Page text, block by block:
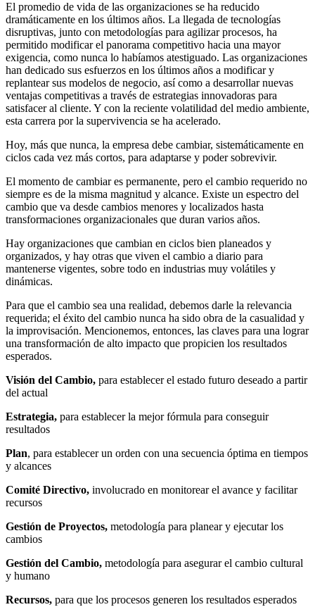
El promedio de vida de las organizaciones se ha reducido
dramáticamente en los últimos años. La llegada de tecnologías
disruptivas, junto con metodologías para agilizar procesos, ha
permitido modificar el panorama competitivo hacia una mayor
exigencia, como nunca lo habíamos atestiguado. Las organizaciones
han dedicado sus esfuerzos en los últimos años a modificar y
replantear sus modelos de negocio, así como a desarrollar nuevas
ventajas competitivas a través de estrategias innovadoras para
satisfacer al cliente. Y con la reciente volatilidad del medio ambiente,
esta carrera por la supervivencia se ha acelerado.
Hoy, más que nunca, la empresa debe cambiar, sistemáticamente en
ciclos cada vez más cortos, para adaptarse y poder sobrevivir.
El momento de cambiar es permanente, pero el cambio requerido no
siempre es de la misma magnitud y alcance. Existe un espectro del
cambio que va desde cambios menores y localizados hasta
transformaciones organizacionales que duran varios años.
Hay organizaciones que cambian en ciclos bien planeados y
organizados, y hay otras que viven el cambio a diario para
mantenerse vigentes, sobre todo en industrias muy volátiles y
dinámicas.
Para que el cambio sea una realidad, debemos darle la relevancia
requerida; el éxito del cambio nunca ha sido obra de la casualidad y
la improvisación. Mencionemos, entonces, las claves para una lograr
una transformación de alto impacto que propicien los resultados
esperados.
Visión del Cambio, para establecer el estado futuro deseado a partir
del actual
Estrategia, para establecer la mejor fórmula para conseguir
resultados
Plan, para establecer un orden con una secuencia óptima en tiempos
y alcances
Comité Directivo, involucrado en monitorear el avance y facilitar
recursos
Gestión de Proyectos, metodología para planear y ejecutar los
cambios
Gestión del Cambio, metodología para asegurar el cambio cultural
y humano
Recursos, para que los procesos generen los resultados esperados